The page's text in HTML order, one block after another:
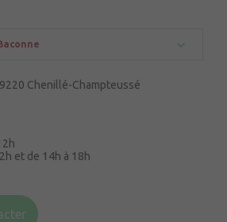
Chenillé-Champteussé
et de 14h à 18h